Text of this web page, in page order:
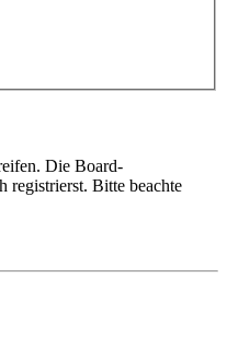
Die Board-
registrierst. Bitte beachte